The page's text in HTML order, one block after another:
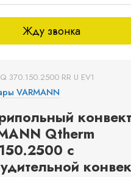
Жду звонка
370.150.2500 RR U EV1
VARMANN
Qtherm
с